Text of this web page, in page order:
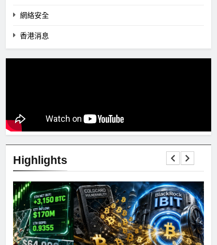
網絡安全
香港消息
Highlights